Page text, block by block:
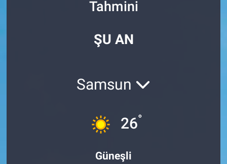
Tahmini
ŞU AN
Samsun
26°
Güneşli